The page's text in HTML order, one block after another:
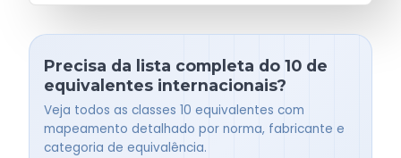
Precisa da lista completa do 10 de
equivalentes internacionais?
Veja todos as classes 10 equivalentes com
mapeamento detalhado por norma, fabricante e
categoria de equivalência.